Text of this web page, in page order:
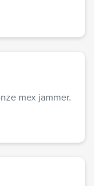
mex jammer.